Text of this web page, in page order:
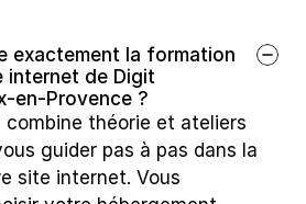
exactement la formation
internet de Digit
en-Provence ?
théorie et ateliers
guider pas à pas dans la
site internet. Vous